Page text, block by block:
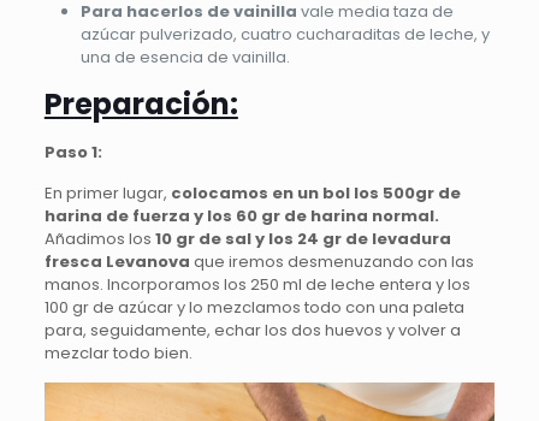
Para hacerlos de vainilla vale media taza de
azúcar pulverizado, cuatro cucharaditas de leche, y
una de esencia de vainilla.
Preparación:
Paso 1:
En primer lugar, colocamos en un bol los 500gr de
harina de fuerza y los 60 gr de harina normal.
Añadimos los 10 gr de sal y los 24 gr de levadura
fresca Levanova que iremos desmenuzando con las
manos. Incorporamos los 250 ml de leche entera y los
100 gr de azúcar y lo mezclamos todo con una paleta
para, seguidamente, echar los dos huevos y volver a
mezclar todo bien.